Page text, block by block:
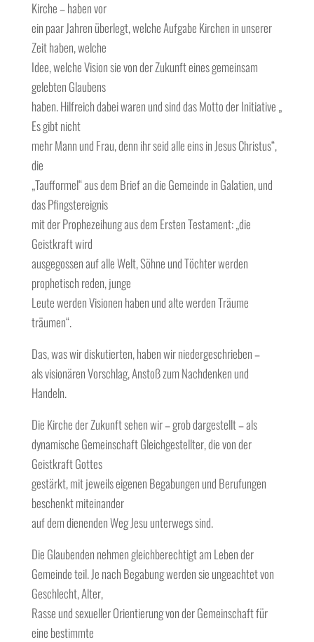
Kirche – haben vor
ein paar Jahren überlegt, welche Aufgabe Kirchen in unserer
Zeit haben, welche
Idee, welche Vision sie von der Zukunft eines gemeinsam
gelebten Glaubens
haben. Hilfreich dabei waren und sind das Motto der Initiative „
Es gibt nicht
mehr Mann und Frau, denn ihr seid alle eins in Jesus Christus“,
die
„Taufformel“ aus dem Brief an die Gemeinde in Galatien, und
das Pfingstereignis
mit der Prophezeihung aus dem Ersten Testament: „die
Geistkraft wird
ausgegossen auf alle Welt, Söhne und Töchter werden
prophetisch reden, junge
Leute werden Visionen haben und alte werden Träume
träumen“.
Das, was wir diskutierten, haben wir niedergeschrieben –
als visionären Vorschlag, Anstoß zum Nachdenken und
Handeln.
Die Kirche der Zukunft sehen wir – grob dargestellt – als
dynamische Gemeinschaft Gleichgestellter, die von der
Geistkraft Gottes
gestärkt, mit jeweils eigenen Begabungen und Berufungen
beschenkt miteinander
auf dem dienenden Weg Jesu unterwegs sind.
Die Glaubenden nehmen gleichberechtigt am Leben der
Gemeinde teil. Je nach Begabung werden sie ungeachtet von
Geschlecht, Alter,
Rasse und sexueller Orientierung von der Gemeinschaft für
eine bestimmte